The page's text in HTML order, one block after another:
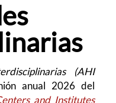
(AHI
anual 2026 del
and Institutes